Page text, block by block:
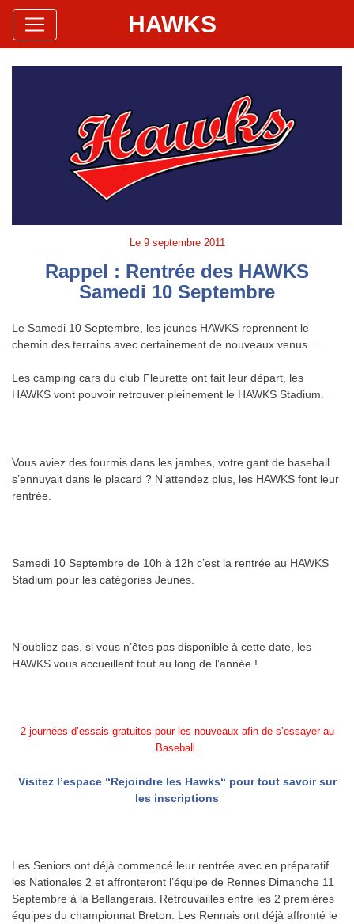
Hawks Baseball Softball
Site Officiel HAWKS
Le 9 septembre 2011
Rappel : Rentrée des HAWKS
Samedi 10 Septembre
Le Samedi 10 Septembre, les jeunes HAWKS reprennent le
chemin des terrains avec certainement de nouveaux venus…
Les camping cars du club Fleurette ont fait leur départ, les
HAWKS vont pouvoir retrouver pleinement le HAWKS Stadium.
Vous aviez des fourmis dans les jambes, votre gant de baseball
s’ennuyait dans le placard ? N’attendez plus, les HAWKS font leur
rentrée.
Samedi 10 Septembre de 10h à 12h c’est la rentrée au HAWKS
Stadium pour les catégories Jeunes.
N’oubliez pas, si vous n’êtes pas disponible à cette date, les
HAWKS vous accueillent tout au long de l’année !
2 journées d’essais gratuites pour les nouveaux afin de s’essayer au
Baseball.
Visitez l’espace “Rejoindre les Hawks“ pour tout savoir sur
les inscriptions
Les Seniors ont déjà commencé leur rentrée avec en préparatif
les Nationales 2 et affronteront l’équipe de Rennes Dimanche 11
Septembre à la Bellangerais. Retrouvailles entre les 2 premières
équipes du championnat Breton. Les Rennais ont déjà affronté le